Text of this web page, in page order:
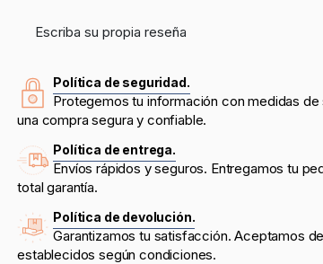
Escriba su propia reseña
Política de seguridad.
Protegemos tu información con medidas de
una compra segura y confiable.
Política de entrega.
Envíos rápidos y seguros. Entregamos tu
total garantía.
Política de devolución.
Garantizamos tu satisfacción. Aceptamos
establecidos según condiciones.